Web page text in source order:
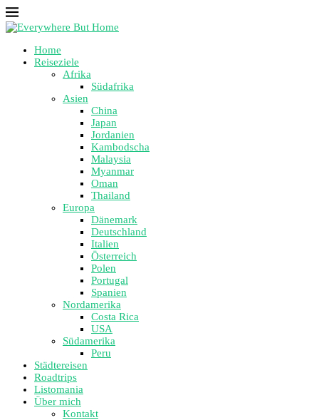
Home
Reiseziele
Afrika
Südafrika
Asien
China
Japan
Jordanien
Kambodscha
Malaysia
Myanmar
Oman
Thailand
Europa
Dänemark
Deutschland
Italien
Österreich
Polen
Portugal
Spanien
Nordamerika
Costa Rica
USA
Südamerika
Peru
Städtereisen
Roadtrips
Listomania
Über mich
Kontakt